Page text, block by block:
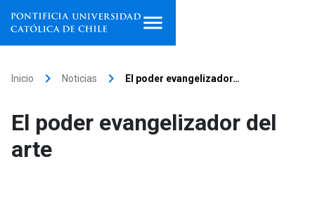
Facultades, escuelas e
institutos
Inicio keyboard_arrow_right Noticias keyboard_arrow_right El poder evangelizador…
El poder evangelizador del
arte